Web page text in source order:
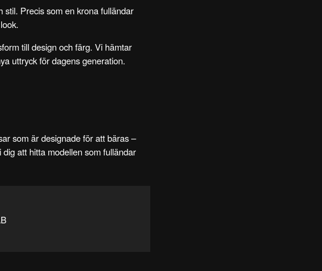
stil. Precis som en krona fulländar
till design och färg. Vi hämtar
uttryck för dagens generation.
som är designade för att bäras –
att hitta modellen som fulländar